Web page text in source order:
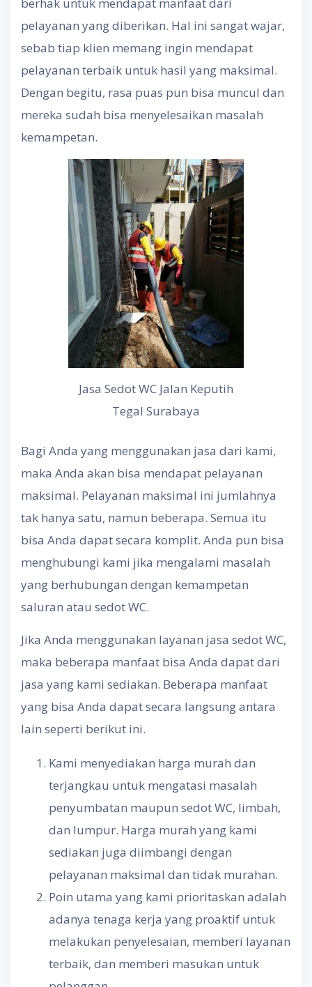
berhak untuk mendapat manfaat dari
pelayanan yang diberikan. Hal ini sangat wajar,
sebab tiap klien memang ingin mendapat
pelayanan terbaik untuk hasil yang maksimal.
Dengan begitu, rasa puas pun bisa muncul dan
mereka sudah bisa menyelesaikan masalah
kemampetan.
Jasa Sedot WC Jalan Keputih
Tegal Surabaya
Bagi Anda yang menggunakan jasa dari kami,
maka Anda akan bisa mendapat pelayanan
maksimal. Pelayanan maksimal ini jumlahnya
tak hanya satu, namun beberapa. Semua itu
bisa Anda dapat secara komplit. Anda pun bisa
menghubungi kami jika mengalami masalah
yang berhubungan dengan kemampetan
saluran atau sedot WC.
Jika Anda menggunakan layanan jasa sedot WC,
maka beberapa manfaat bisa Anda dapat dari
jasa yang kami sediakan. Beberapa manfaat
yang bisa Anda dapat secara langsung antara
lain seperti berikut ini.
Kami menyediakan harga murah dan
terjangkau untuk mengatasi masalah
penyumbatan maupun sedot WC, limbah,
dan lumpur. Harga murah yang kami
sediakan juga diimbangi dengan
pelayanan maksimal dan tidak murahan.
Poin utama yang kami prioritaskan adalah
adanya tenaga kerja yang proaktif untuk
melakukan penyelesaian, memberi layanan
terbaik, dan memberi masukan untuk